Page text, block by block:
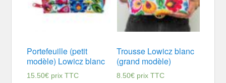
Portefeuille (petit
modèle) Lowicz blanc
15.50€ prix TTC
Trousse Lowicz blanc
(grand modèle)
8.50€ prix TTC